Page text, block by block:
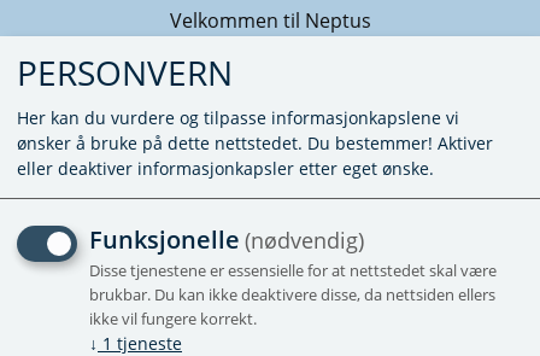
Velkommen til Neptus
RESERVESONDE FOR GD
383
Forhåndsbestill
PERSONVERN
Her kan du vurdere og tilpasse informasjonkapslene vi
ønsker å bruke på dette nettstedet. Du bestemmer! Aktiver
eller deaktiver informasjonkapsler etter eget ønske.
Funksjonelle (nødvendig)
Disse tjenestene er essensielle for at nettstedet skal være
brukbar. Du kan ikke deaktivere disse, da nettsiden ellers
ikke vil fungere korrekt.
↓ 1 tjeneste